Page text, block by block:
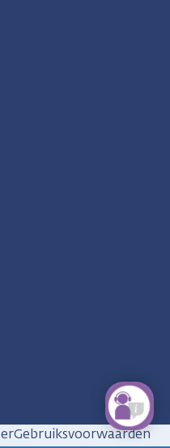
Gebruiksvoorwaarden